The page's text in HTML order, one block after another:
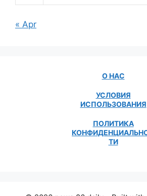
« Apr
О НАС
УСЛОВИЯ
ИСПОЛЬЗОВАНИЯ
ПОЛИТИКА
ТИ